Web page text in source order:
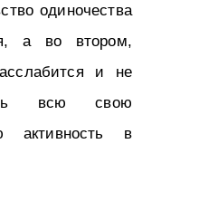
одиночества
а во втором,
и не
всю свою
активность в